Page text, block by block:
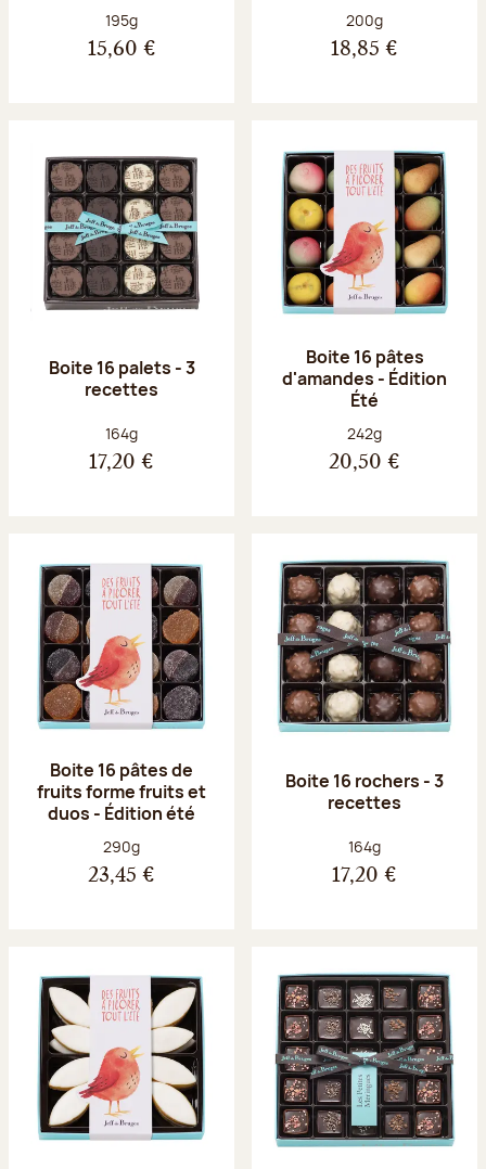
Poids net :
195g
15,60 €
Poids net :
200g
18,85 €
Boite 16 palets - 3
recettes
Poids net :
164g
17,20 €
Boite 16 pâtes
d'amandes - Édition
Été
Poids net :
242g
20,50 €
Boite 16 pâtes de
fruits forme fruits et
duos - Édition été
Poids net :
290g
23,45 €
Boite 16 rochers - 3
recettes
Poids net :
164g
17,20 €